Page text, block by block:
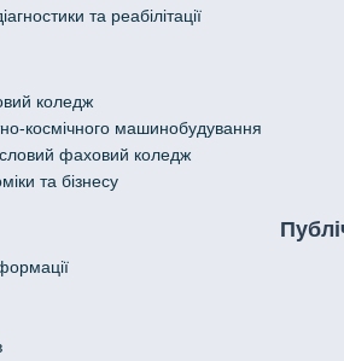
та реабілітації
коледж
космічного машинобудування
фаховий коледж
та бізнесу